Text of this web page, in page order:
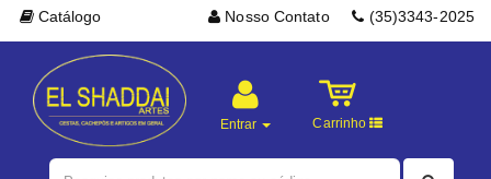
Nosso Contato (35)3343-2025
Catálogo
Entrar Carrinho